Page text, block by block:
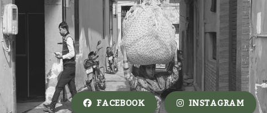
FACEBOOK INSTAGRAM